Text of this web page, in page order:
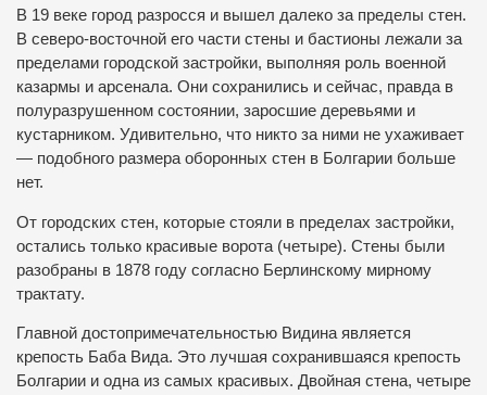
В 19 веке город разросся и вышел далеко за пределы стен.
В северо-восточной его части стены и бастионы лежали за
пределами городской застройки, выполняя роль военной
казармы и арсенала. Они сохранились и сейчас, правда в
полуразрушенном состоянии, заросшие деревьями и
кустарником. Удивительно, что никто за ними не ухаживает
— подобного размера оборонных стен в Болгарии больше
нет.
От городских стен, которые стояли в пределах застройки,
остались только красивые ворота (четыре). Стены были
разобраны в 1878 году согласно Берлинскому мирному
трактату.
Главной достопримечательностью Видина является
крепость Баба Вида. Это лучшая сохранившаяся крепость
Болгарии и одна из самых красивых. Двойная стена, четыре